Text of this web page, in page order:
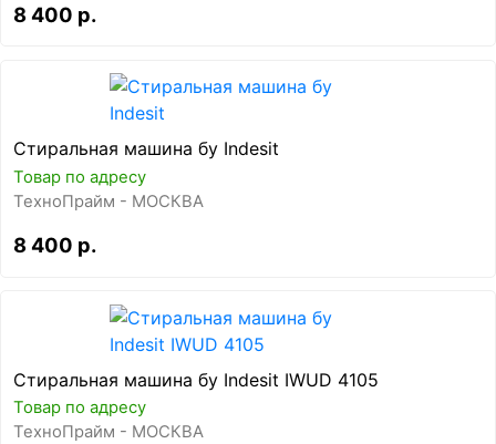
8 400 р.
Стиральная машина бу Indesit
Товар по адресу
ТехноПрайм - МОСКВА
8 400 р.
Стиральная машина бу Indesit IWUD 4105
Товар по адресу
ТехноПрайм - МОСКВА